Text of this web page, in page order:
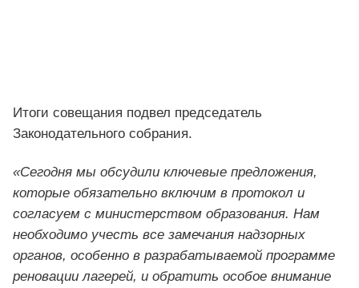
Итоги совещания подвел председатель
Законодательного собрания.
«Сегодня мы обсудили ключевые предложения,
которые обязательно включим в протокол и
согласуем с министерством образования. Нам
необходимо учесть все замечания надзорных
органов, особенно в разрабатываемой программе
реновации лагерей, и обратить особое внимание